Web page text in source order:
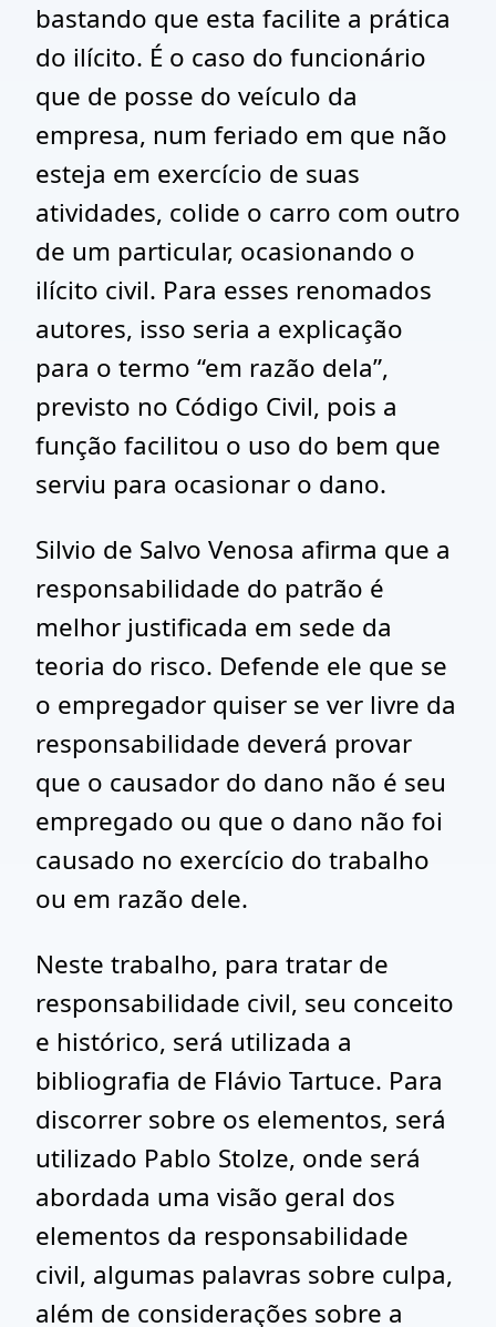
bastando que esta facilite a prática
do ilícito. É o caso do funcionário
que de posse do veículo da
empresa, num feriado em que não
esteja em exercício de suas
atividades, colide o carro com outro
de um particular, ocasionando o
ilícito civil. Para esses renomados
autores, isso seria a explicação
para o termo “em razão dela”,
previsto no Código Civil, pois a
função facilitou o uso do bem que
serviu para ocasionar o dano.
Silvio de Salvo Venosa afirma que a
responsabilidade do patrão é
melhor justificada em sede da
teoria do risco. Defende ele que se
o empregador quiser se ver livre da
responsabilidade deverá provar
que o causador do dano não é seu
empregado ou que o dano não foi
causado no exercício do trabalho
ou em razão dele.
Neste trabalho, para tratar de
responsabilidade civil, seu conceito
e histórico, será utilizada a
bibliografia de Flávio Tartuce. Para
discorrer sobre os elementos, será
utilizado Pablo Stolze, onde será
abordada uma visão geral dos
elementos da responsabilidade
civil, algumas palavras sobre culpa,
além de considerações sobre a